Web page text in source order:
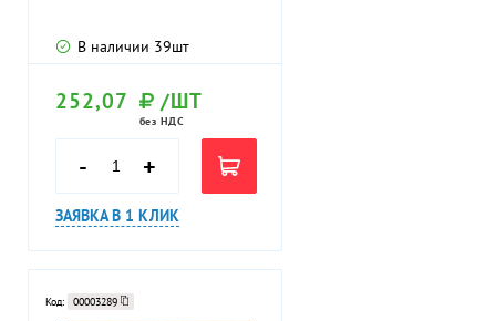
В наличии 39шт
252,07 /ШТ
без НДС
- +
ЗАЯВКА В 1 КЛИК
Код: 00003289